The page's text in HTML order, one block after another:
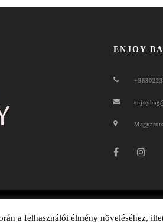
ENJOY
a felhasználói élmény növeléséhez,